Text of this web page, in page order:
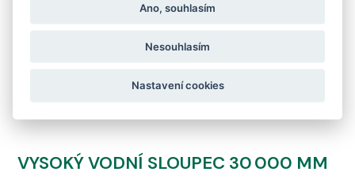
VYSOKÝ VODNÍ SLOUPEC 30 000 MM
Ano, souhlasím
Nesouhlasím
Nastavení cookies